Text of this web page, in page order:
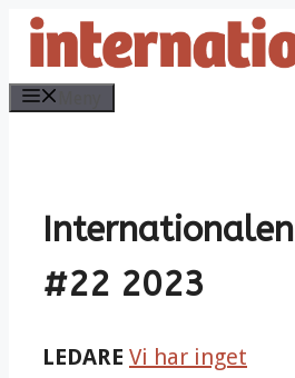
Hoppa
Internationalen
#22 2023
LEDARE Vi har inget